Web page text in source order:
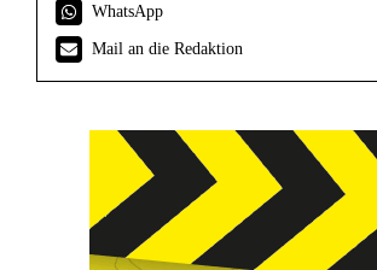
WhatsApp
Mail an die Redaktion